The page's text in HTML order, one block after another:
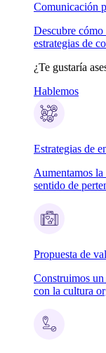
Comunicación
Descubre cómo
estrategias de
¿Te gustaría
Hablemos
Estrategias de
Aumentamos
sentido de
Propuesta de
Construimos
con la cultura